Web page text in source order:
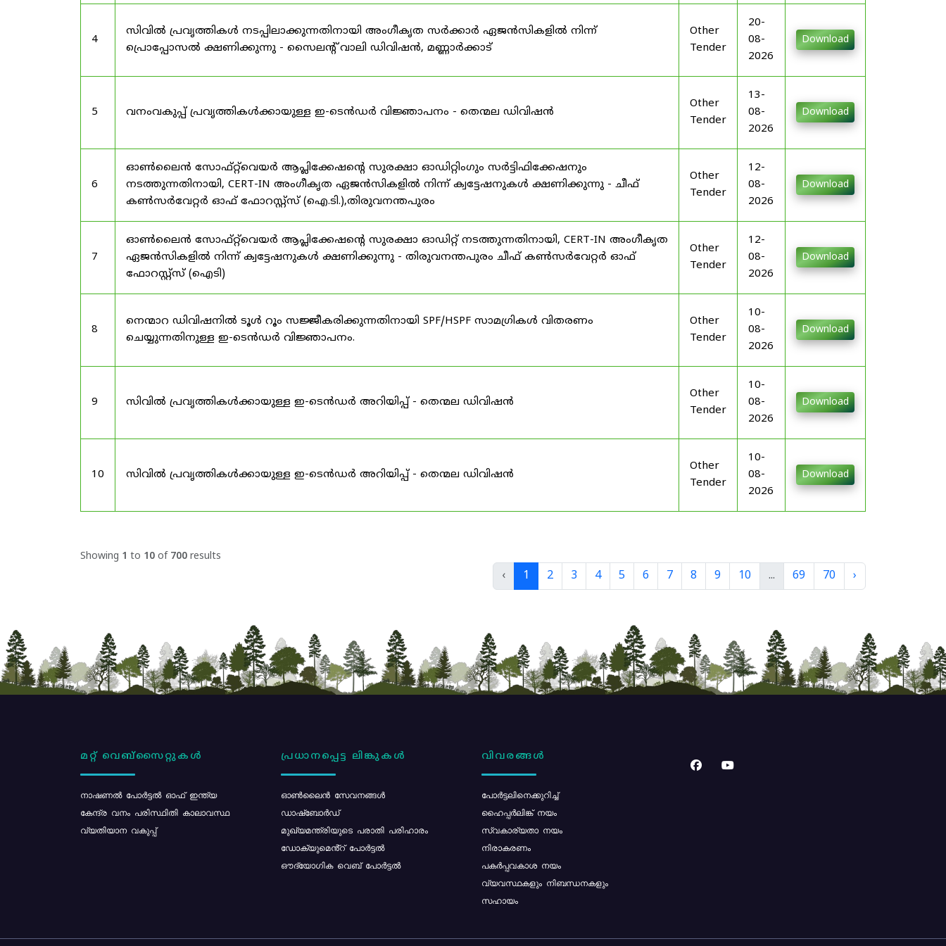
4
സിവിൽ പ്രവൃത്തികൾ നടപ്പിലാക്കുന്നതിനായി അംഗീകൃത സർക്കാർ ഏജൻസികളിൽ നിന്ന്
പ്രൊപ്പോസൽ ക്ഷണിക്കുന്നു - സൈലന്റ് വാലി ഡിവിഷൻ, മണ്ണാർക്കാട്
Other
Tender
20-
08-
2026
Download
5 വനംവകുപ്പ് പ്രവൃത്തികൾക്കായുള്ള ഇ-ടെൻഡർ വിജ്ഞാപനം - തെന്മല ഡിവിഷൻ
Other
Tender
13-
08-
2026
Download
6
ഓൺലൈൻ സോഫ്റ്റ്‌വെയർ ആപ്ലിക്കേഷന്റെ സുരക്ഷാ ഓഡിറ്റിംഗും സർട്ടിഫിക്കേഷനും
നടത്തുന്നതിനായി, CERT-IN അംഗീകൃത ഏജൻസികളിൽ നിന്ന് ക്വട്ടേഷനുകൾ ക്ഷണിക്കുന്നു - ചീഫ്
കൺസർവേറ്റർ ഓഫ് ഫോറസ്റ്റ്സ് (ഐ.ടി.),തിരുവനന്തപുരം
Other
Tender
12-
08-
2026
Download
7
ഓൺലൈൻ സോഫ്റ്റ്‌വെയർ ആപ്ലിക്കേഷന്റെ സുരക്ഷാ ഓഡിറ്റ് നടത്തുന്നതിനായി, CERT-IN അംഗീകൃത
ഏജൻസികളിൽ നിന്ന് ക്വട്ടേഷനുകൾ ക്ഷണിക്കുന്നു - തിരുവനന്തപുരം ചീഫ് കൺസർവേറ്റർ ഓഫ്
ഫോറസ്റ്റ്സ് (ഐടി)
Other
Tender
12-
08-
2026
Download
8
നെന്മാറ ഡിവിഷനിൽ ടൂൾ റൂം സജ്ജീകരിക്കുന്നതിനായി SPF/HSPF സാമഗ്രികൾ വിതരണം
ചെയ്യുന്നതിനുള്ള ഇ-ടെൻഡർ വിജ്ഞാപനം.
Other
Tender
10-
08-
2026
Download
9 സിവിൽ പ്രവൃത്തികൾക്കായുള്ള ഇ-ടെൻഡർ അറിയിപ്പ് - തെന്മല ഡിവിഷൻ
Other
Tender
10-
08-
2026
Download
10 സിവിൽ പ്രവൃത്തികൾക്കായുള്ള ഇ-ടെൻഡർ അറിയിപ്പ് - തെന്മല ഡിവിഷൻ
Other
Tender
10-
08-
2026
Download
Showing 1 to 10 of 700 results
‹ 1 2 3 4 5 6 7 8 9 10 ... 69 70 ›
മറ്റ് വെബ്സൈറ്റുകൾ
നാഷണൽ പോർട്ടൽ ഓഫ് ഇന്ത്യ
കേന്ദ്ര വനം പരിസ്ഥിതി കാലാവസ്ഥ
വ്യതിയാന വകുപ്പ്
പ്രധാനപ്പെട്ട ലിങ്കുകൾ
ഓൺലൈൻ സേവനങ്ങൾ
ഡാഷ്ബോർഡ്
മുഖ്യമന്ത്രിയുടെ പരാതി പരിഹാരം
ഡോക്യുമെൻ്റ് പോർട്ടൽ
ഔദ്യോഗിക വെബ് പോർട്ടൽ
വിവരങ്ങൾ
പോര്‍ട്ടലിനെക്കുറിച്ച്
ഹൈപ്പർലിങ്ക് നയം
സ്വകാര്യതാ നയം
നിരാകരണം
പകർപ്പവകാശ നയം
വ്യവസ്ഥകളും നിബന്ധനകളും
സഹായം